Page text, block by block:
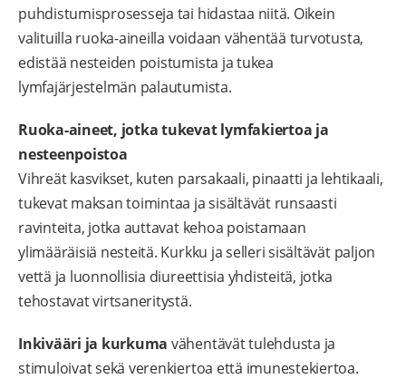
puhdistumisprosesseja tai hidastaa niitä. Oikein
valituilla ruoka-aineilla voidaan vähentää turvotusta,
edistää nesteiden poistumista ja tukea
lymfajärjestelmän palautumista.
Ruoka-aineet, jotka tukevat lymfakiertoa ja
nesteenpoistoa
Vihreät kasvikset, kuten parsakaali, pinaatti ja lehtikaali,
tukevat maksan toimintaa ja sisältävät runsaasti
ravinteita, jotka auttavat kehoa poistamaan
ylimääräisiä nesteitä. Kurkku ja selleri sisältävät paljon
vettä ja luonnollisia diureettisia yhdisteitä, jotka
tehostavat virtsaneritystä.
Inkivääri ja kurkuma vähentävät tulehdusta ja
stimuloivat sekä verenkiertoa että imunestekiertoa.